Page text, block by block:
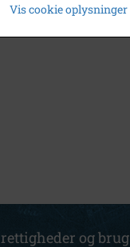
rettigheder og brug
Vis cookie oplysninger